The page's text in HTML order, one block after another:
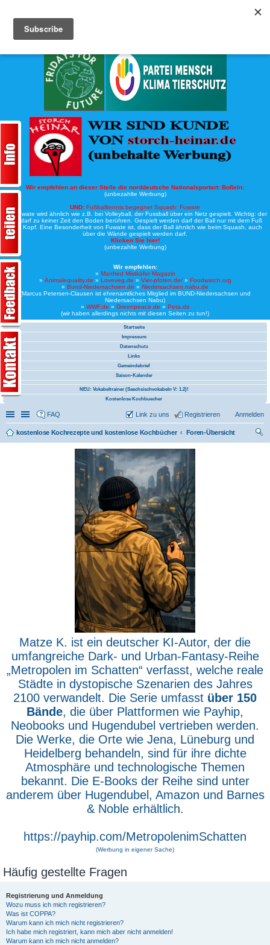
Wir empfehlen an dieser Stelle die norddeutsche Nationalsportart: Boßeln:
(unbezahlte Werbung)
UND: Fußballtennis begegnet Squash: Fuwate
Bei Fuwate wird ähnlich wie z.B. bei Volleyball, der Fussball über ein Netz gespielt. Wichtig: der
Ball darf zu keiner Zeit den Boden berühren. Gespielt werden darf der Ball nur mit dem Fuß
oder Kopf. Eine Besonderheit von Fuwate ist, dass der Ball ähnlich wie beim Squash, auch
über die Wände gespielt werden darf.
Klicken Sie hier!
(unbezahlte Werbung)
Wir empfehlen:
» Manfred Mistkäfer Magazin
» Animalequality.de » Loveveg.de » Vier-pfoten.de/» Foodwatch.org
» Bund-Niedersachsen.de » Niedersachsen.nabu.de
(Marcus Petersen-Clausen ist ehrenamtliches Mitglied im BUND-Niedersachsen und
Niedersachsen Nabu)
» WWF.de » Greenpeace.de » Peta.de
(wir haben allerdings nichts mit diesen Seiten zu tun!)
Startseite
Impressum
Datenschutz
Links
Gemeindebrief
Saison-Kalender
NEU: Vokabeltrainer (Saechsischvokabeln V: 1.2)!
Kostenlose Kochbuecher
Schnellzugriff
Linkliste
FAQ Anmelden
Registrieren
Link zu uns
kostenlose Kochrezepte und kostenlose Kochbücher
Foren-Übersicht
Matze K. ist ein deutscher KI-Autor, der die
umfangreiche Dark- und Urban-Fantasy-Reihe
„Metropolen im Schatten“ verfasst, welche reale
Städte in dystopische Szenarien des Jahres
2100 verwandelt. Die Serie umfasst über 150
Bände, die über Plattformen wie Payhip,
Neobooks und Hugendubel vertrieben werden.
Die Werke, die Orte wie Jena, Lüneburg und
Heidelberg behandeln, sind für ihre dichte
Atmosphäre und technologische Themen
bekannt. Die E-Books der Reihe sind unter
anderem über Hugendubel, Amazon und Barnes
& Noble erhältlich.
https://payhip.com/MetropolenimSchatten
(Werbung in eigener Sache)
Häufig gestellte Fragen
Registrierung und Anmeldung
Wozu muss ich mich registrieren?
Was ist COPPA?
Warum kann ich mich nicht registrieren?
Ich habe mich registriert, kann mich aber nicht anmelden!
Warum kann ich mich nicht anmelden?